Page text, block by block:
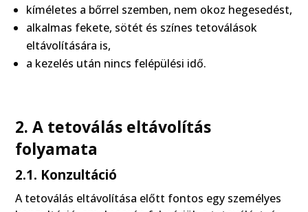
kíméletes a bőrrel szemben, nem okoz hegesedést,
alkalmas fekete, sötét és színes tetoválások
eltávolítására is,
a kezelés után nincs felépülési idő.
2. A tetoválás eltávolítás
folyamata
2.1. Konzultáció
A tetoválás eltávolítása előtt fontos egy személyes